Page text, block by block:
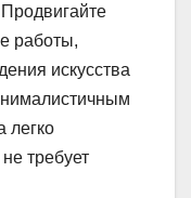
работы,
искусства
легко
требует